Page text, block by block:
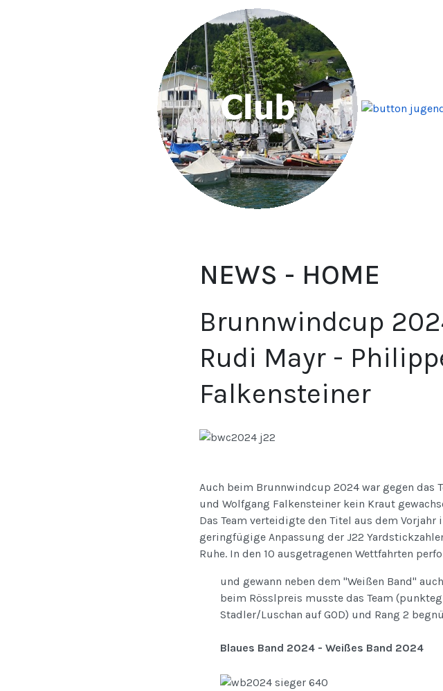
NEWS - HOME
Brunnwindcup
Rudi Mayr -
Falkensteiner
Auch beim Brunnwindcup 2024 war gegen das
und Wolfgang Falkensteiner kein Kraut
Das Team verteidigte den Titel aus dem
geringfügige Anpassung der J22
Ruhe. In den 10 ausgetragenen Wettfahrten
und gewann neben dem "Weißen Band"
beim Rösslpreis musste das Team
Stadler/Luschan auf GOD) und Rang 2
Blaues Band 2024 - Weißes Band 2024